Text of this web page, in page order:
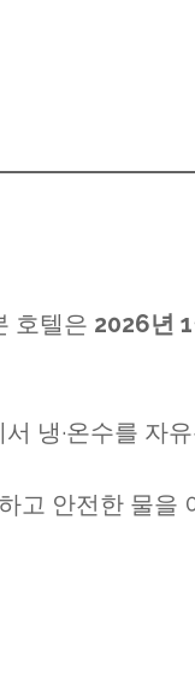
호텔은 2026년
서 냉·온수를 자
고 안전한 물을